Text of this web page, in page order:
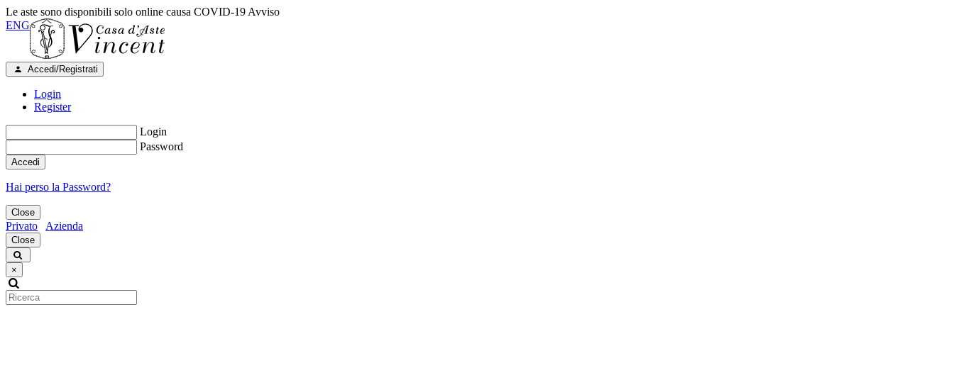
Le aste sono disponibili solo online causa COVID-19 Avviso
ENG
Accedi/Registrati
Login
Register
Login
Password
Accedi
Hai perso la Password?
Close
Privato Azienda
Close
×